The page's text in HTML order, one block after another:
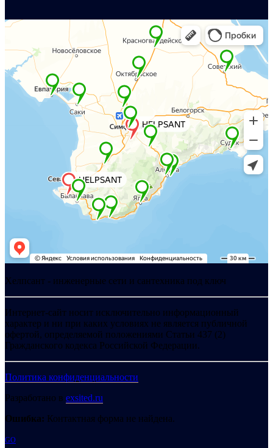
Хелпсант - инженерные сети и сантехника под ключ
Интернет-сайт носит исключительно информационный
характер и ни при каких условиях не является публичной
офертой, определяемой положениями Статьи 437 (2)
Гражданского кодекса Российской Федерации.
Политика конфиденциальности
Разработано в exsited.ru
Ошибка: Контактная форма не найдена.
GO